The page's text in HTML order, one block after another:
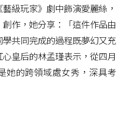
級玩家》劇中飾演愛麗絲，
作，她分享：「這件作品由
共同完成的過程既夢幻又充
皇后的林孟瑾表示，從四月
她的跨領域處女秀，深具考